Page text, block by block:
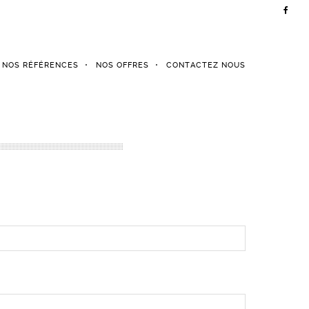
NOS RÉFÉRENCES NOS OFFRES CONTACTEZ NOUS